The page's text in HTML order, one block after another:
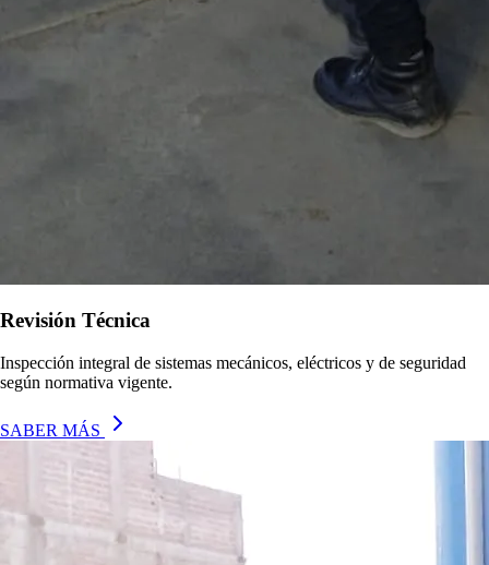
Revisión Técnica
Inspección integral de sistemas mecánicos, eléctricos y de seguridad
según normativa vigente.
SABER MÁS